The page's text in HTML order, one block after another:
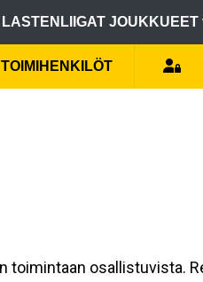
LASTENLIIGAT JOUKKUEET
TOIMIHENKILÖT
toimintaan osallistuvista.